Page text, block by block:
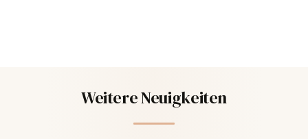
Weitere Neuigkeiten